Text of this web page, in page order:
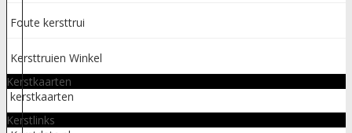
Foute kersttrui
Kersttruien Winkel
Kerstkaarten
kerstkaarten
Kerstlinks